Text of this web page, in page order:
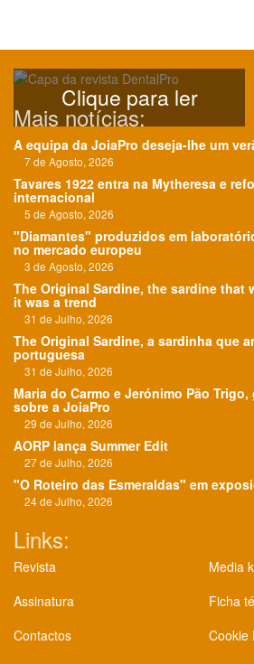
Clique para ler
Mais notícias:
A equipa da JoiaPro deseja-lhe um
7 de Agosto, 2026
Tavares 1922 entra na Mytheresa e
internacional
5 de Agosto, 2026
"Diamantes" produzidos em
no mercado europeu
3 de Agosto, 2026
The Original Sardine, the sardine that
it was a trend
31 de Julho, 2026
The Original Sardine, a sardinha que
portuguesa
31 de Julho, 2026
Maria do Carmo e Jerónimo Pão
sobre a JoiaPro
29 de Julho, 2026
AORP lança Summer Edit
27 de Julho, 2026
"O Roteiro das Esmeraldas" em
24 de Julho, 2026
Links:
Revista
Assinatura
Contactos
Media
Ficha
Cookie